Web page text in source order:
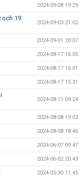
2024-09-08 19:29
och 19
2024-09-03 21:02
2024-09-01 20:07
2024-08-17 16:05
2024-08-17 16:01
2024-08-17 15:31
2024-08-11 09:24
2024-08-08 19:03
2024-08-08 18:46
2024-06-07 09:47
2024-06-02 20:43
2024-05-30 11:45